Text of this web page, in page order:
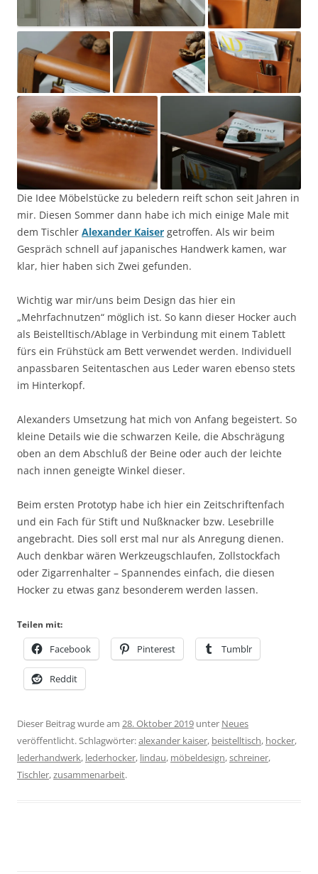
Die Idee Möbelstücke zu beledern reift schon seit Jahren in
mir. Diesen Sommer dann habe ich mich einige Male mit
dem Tischler Alexander Kaiser getroffen. Als wir beim
Gespräch schnell auf japanisches Handwerk kamen, war
klar, hier haben sich Zwei gefunden.
Wichtig war mir/uns beim Design das hier ein
„Mehrfachnutzen“ möglich ist. So kann dieser Hocker auch
als Beistelltisch/Ablage in Verbindung mit einem Tablett
fürs ein Frühstück am Bett verwendet werden. Individuell
anpassbaren Seitentaschen aus Leder waren ebenso stets
im Hinterkopf.
Alexanders Umsetzung hat mich von Anfang begeistert. So
kleine Details wie die schwarzen Keile, die Abschrägung
oben an dem Abschluß der Beine oder auch der leichte
nach innen geneigte Winkel dieser.
Beim ersten Prototyp habe ich hier ein Zeitschriftenfach
und ein Fach für Stift und Nußknacker bzw. Lesebrille
angebracht. Dies soll erst mal nur als Anregung dienen.
Auch denkbar wären Werkzeugschlaufen, Zollstockfach
oder Zigarrenhalter – Spannendes einfach, die diesen
Hocker zu etwas ganz besonderem werden lassen.
Teilen mit:
Facebook Pinterest Tumblr
Reddit
Dieser Beitrag wurde am 28. Oktober 2019 unter Neues
veröffentlicht. Schlagwörter:alexander kaiser, beistelltisch, hocker,
lederhandwerk, lederhocker, lindau, möbeldesign,schreiner,
Tischler,zusammenarbeit.